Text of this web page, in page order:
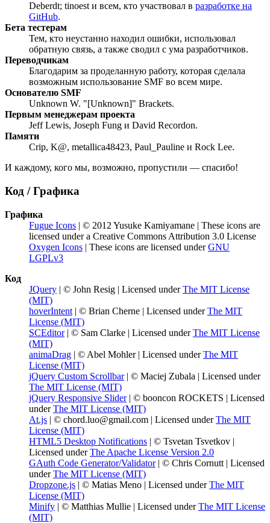
Deberdt; tinoest и всем, кто участвовал в разработке на
GitHub.
Бета тестерам
Тем, кто неустанно находил ошибки, использовал
обратную связь, а также сводил с ума разработчиков.
Переводчикам
Благодарим за проделанную работу, которая сделала
возможным использование SMF во всем мире.
Основателю SMF
Unknown W. "[Unknown]" Brackets.
Первым менеджерам проекта
Jeff Lewis, Joseph Fung и David Recordon.
Памяти
Crip, K@, metallica48423, Paul_Pauline и Rock Lee.
И каждому, кого мы, возможно, пропустили — спасибо!
Код / Графика
Графика
Fugue Icons | © 2012 Yusuke Kamiyamane | These icons are
licensed under a Creative Commons Attribution 3.0 License
Oxygen Icons | These icons are licensed underGNU
LGPLv3
Код
JQuery | © John Resig | Licensed underThe MIT License
(MIT)
hoverIntent | © Brian Cherne | Licensed underThe MIT
License (MIT)
SCEditor| © Sam Clarke | Licensed underThe MIT License
(MIT)
animaDrag | © Abel Mohler | Licensed underThe MIT
License (MIT)
jQuery Custom Scrollbar| © Maciej Zubala | Licensed under
The MIT License (MIT)
jQuery Responsive Slider| © booncon ROCKETS | Licensed
underThe MIT License (MIT)
At.js | © chord.luo@gmail.com | Licensed underThe MIT
License (MIT)
HTML5 Desktop Notifications | © Tsvetan Tsvetkov |
Licensed underThe Apache License Version 2.0
GAuth Code Generator/Validator| © Chris Cornutt | Licensed
underThe MIT License (MIT)
Dropzone.js | © Matias Meno | Licensed underThe MIT
License (MIT)
Minify | © Matthias Mullie | Licensed underThe MIT License
(MIT)